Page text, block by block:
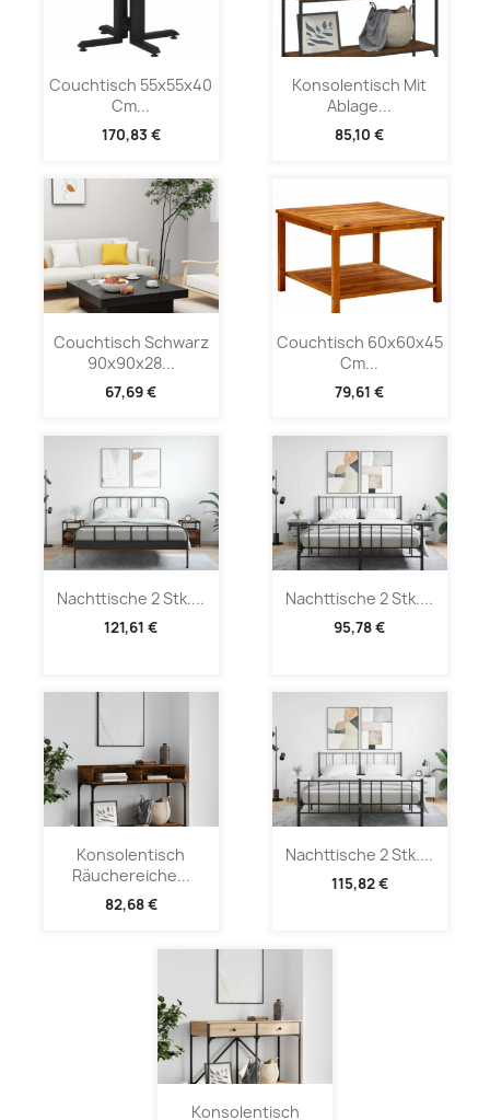
Couchtisch 55x55x40
Cm...
170,83 €
Konsolentisch Mit
Ablage...
85,10 €
Couchtisch Schwarz
90x90x28...
67,69 €
Couchtisch 60x60x45
Cm...
79,61 €
Nachttische 2 Stk....
121,61 €
Nachttische 2 Stk....
95,78 €
Konsolentisch
Räuchereiche...
82,68 €
Nachttische 2 Stk....
115,82 €
Konsolentisch